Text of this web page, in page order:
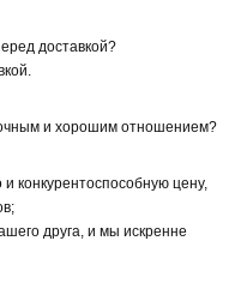
доставкой?
и хорошим отношением?
конкурентоспособную цену,
друга, и мы искренне